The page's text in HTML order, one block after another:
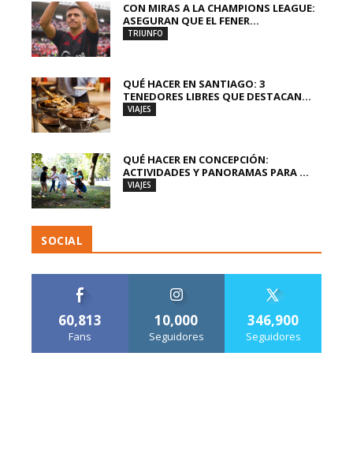
CON MIRAS A LA CHAMPIONS LEAGUE:
ASEGURAN QUE EL FENER...
TRIUNFO
QUÉ HACER EN SANTIAGO: 3
TENEDORES LIBRES QUE DESTACAN...
VIAJES
QUÉ HACER EN CONCEPCIÓN:
ACTIVIDADES Y PANORAMAS PARA ...
VIAJES
SOCIAL
60,813
Fans
10,000
Seguidores
346,900
Seguidores